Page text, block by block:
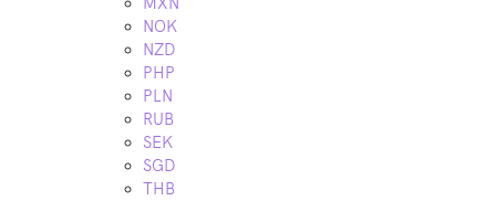
NOK
NZD
PHP
PLN
RUB
SEK
SGD
THB